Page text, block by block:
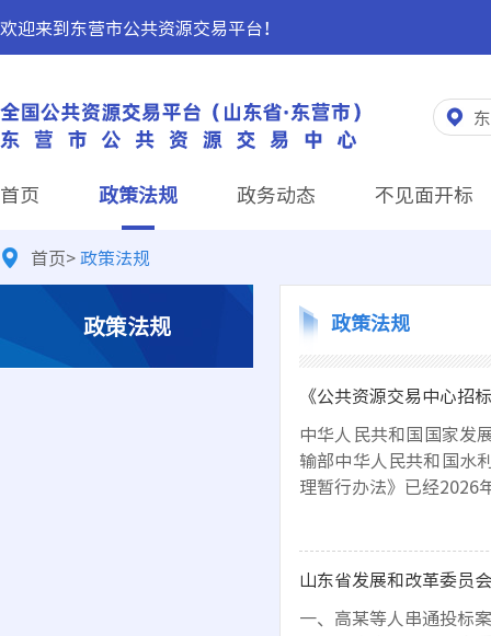
欢迎来到东营市公共资源交易平台！
首页 政策法规 政务动态 不见面开标
首页>政策法规
政策法规 政策法规
《公共资源交易中心招
中华人民共和国国家发
输部中华人民共和国
理暂行办法》已经2026
山东省发展和改革委员
一、高某等人串通投标